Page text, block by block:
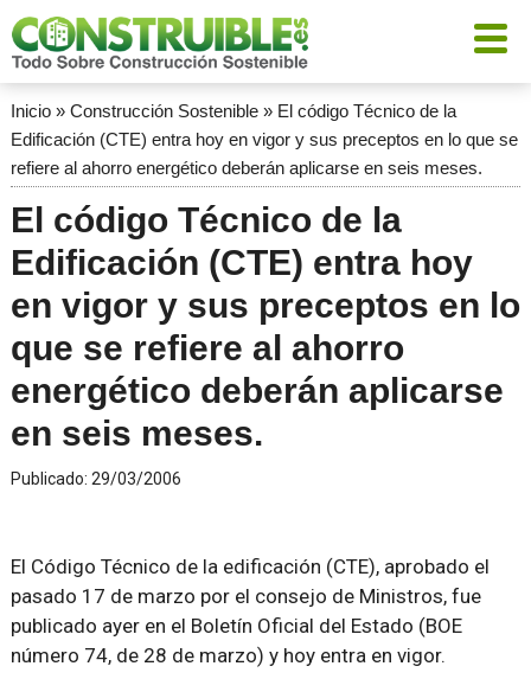
Inicio» Construcción Sostenible» El código Técnico de la
Edificación (CTE) entra hoy en vigor y sus preceptos en lo que se
refiere al ahorro energético deberán aplicarse en seis meses.
El código Técnico de la
Edificación (CTE) entra hoy
en vigor y sus preceptos en lo
que se refiere al ahorro
energético deberán aplicarse
en seis meses.
Publicado: 29/03/2006
El Código Técnico de la edificación (CTE), aprobado el
pasado 17 de marzo por el consejo de Ministros, fue
publicado ayer en el Boletín Oficial del Estado (BOE
número 74, de 28 de marzo) y hoy entra en vigor.